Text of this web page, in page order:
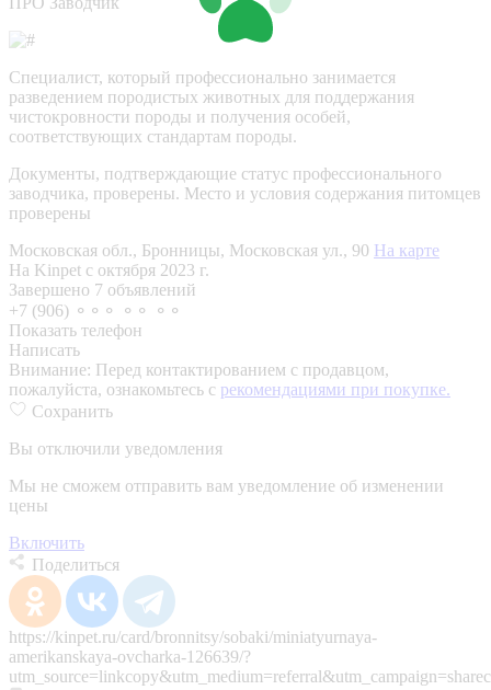
Специалист, который профессионально занимается
разведением породистых животных для поддержания
чистокровности породы и получения особей,
соответствующих стандартам породы.
Документы, подтверждающие статус профессионального
заводчика, проверены. Место и условия содержания питомцев
проверены
Московская обл., Бронницы, Московская ул., 90 На карте
На Kinpet c октября 2023 г.
Завершено 7 объявлений
+7 (906) ⚬⚬⚬ ⚬⚬ ⚬⚬
Показать телефон
Написать
Внимание: Перед контактированием с продавцом,
пожалуйста, ознакомьтесь с рекомендациями при покупке.
Сохранить
Вы отключили уведомления
Мы не сможем отправить вам уведомление об изменении
цены
Включить
Поделиться
https://kinpet.ru/card/bronnitsy/sobaki/miniatyurnaya-
amerikanskaya-ovcharka-126639/?